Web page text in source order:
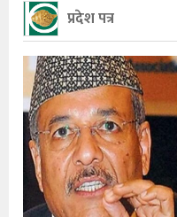
प्रदेश पत्र